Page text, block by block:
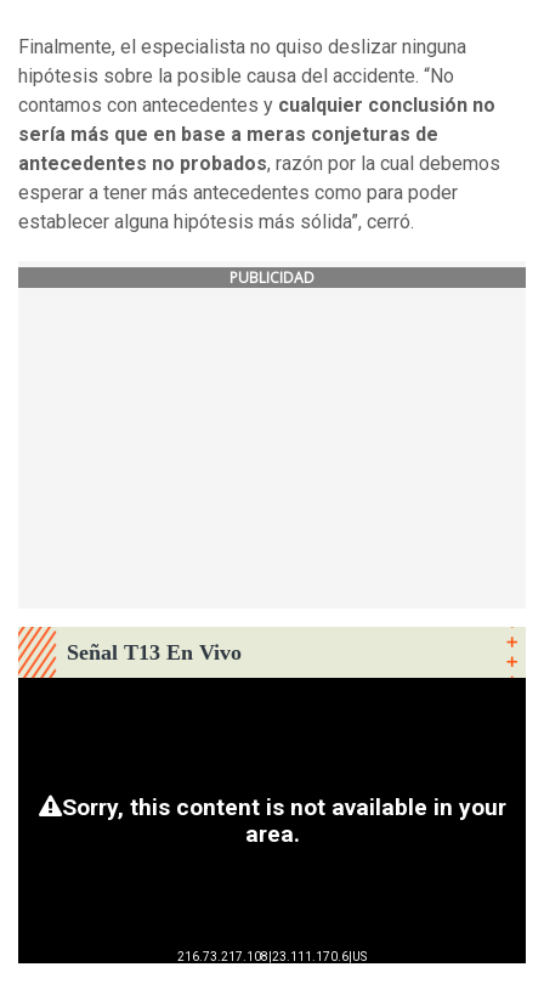
Finalmente, el especialista no quiso deslizar ninguna
hipótesis sobre la posible causa del accidente. “No
contamos con antecedentes y cualquier conclusión no
sería más que en base a meras conjeturas de
antecedentes no probados, razón por la cual debemos
esperar a tener más antecedentes como para poder
establecer alguna hipótesis más sólida”, cerró.
PUBLICIDAD
Señal T13 En Vivo